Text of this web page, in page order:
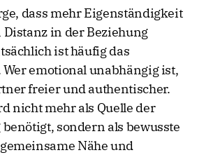
dass mehr Eigenständigkeit
in der Beziehung
ist häufig das
Wer emotional unabhängig ist,
freier und authentischer.
nicht mehr als Quelle der
sondern als bewusste
Nähe und